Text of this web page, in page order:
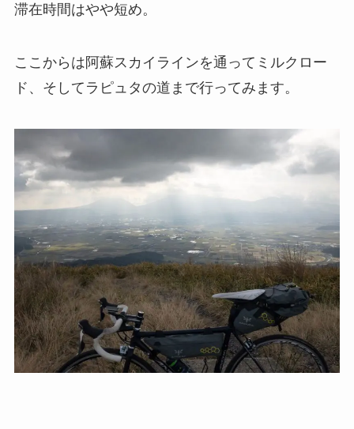
滞在時間はやや短め。
ここからは阿蘇スカイラインを通ってミルクロー
ド、そしてラピュタの道まで行ってみます。